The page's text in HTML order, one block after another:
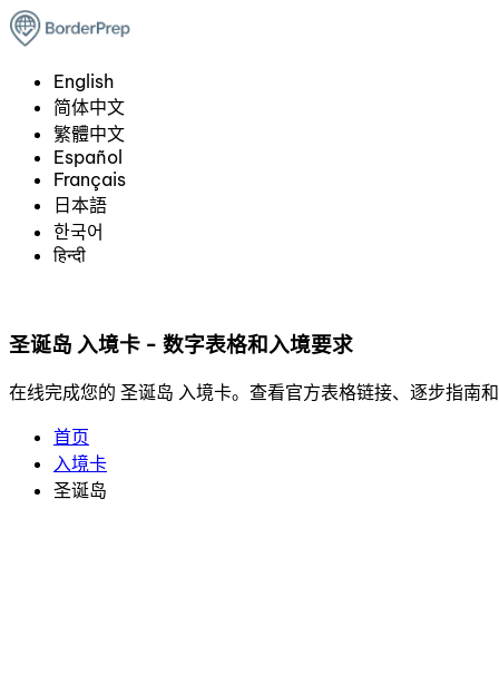
English
简体中文
繁體中文
Español
Français
日本語
한국어
हिन्दी
圣诞岛 入境卡 - 数字表格和入境要求
在线完成您的 圣诞岛 入境卡。查看官方表格链接、逐步指南
首页
入境卡
圣诞岛